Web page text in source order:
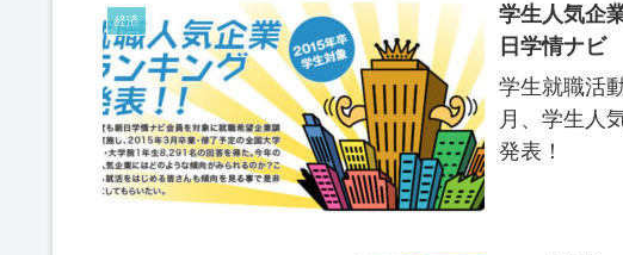
経済
学生人気企
日学情ナビ
学生就職活
月、学生人
発表！